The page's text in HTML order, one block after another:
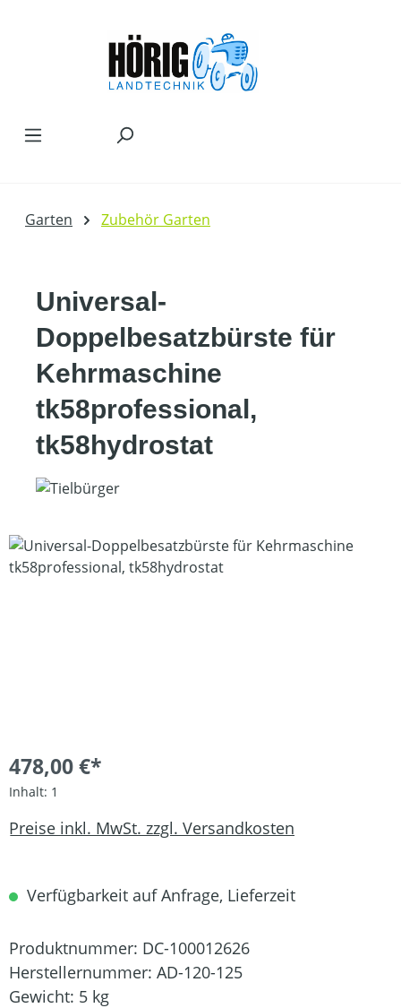
Garten Zubehör Garten
Universal-
Doppelbesatzbürste für
Kehrmaschine
tk58professional,
tk58hydrostat
Bildergalerie überspringen
478,00 €*
Inhalt: 1
Preise inkl. MwSt. zzgl. Versandkosten
Verfügbarkeit auf Anfrage, Lieferzeit
Produktnummer: DC-100012626
Herstellernummer: AD-120-125
Gewicht: 5 kg